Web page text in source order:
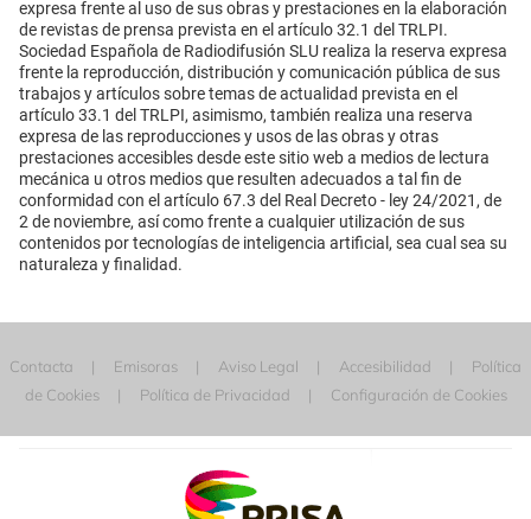
expresa frente al uso de sus obras y prestaciones en la elaboración
de revistas de prensa prevista en el artículo 32.1 del TRLPI.
Sociedad Española de Radiodifusión SLU realiza la reserva expresa
frente la reproducción, distribución y comunicación pública de sus
trabajos y artículos sobre temas de actualidad prevista en el
artículo 33.1 del TRLPI, asimismo, también realiza una reserva
expresa de las reproducciones y usos de las obras y otras
prestaciones accesibles desde este sitio web a medios de lectura
mecánica u otros medios que resulten adecuados a tal fin de
conformidad con el artículo 67.3 del Real Decreto - ley 24/2021, de
2 de noviembre, así como frente a cualquier utilización de sus
contenidos por tecnologías de inteligencia artificial, sea cual sea su
naturaleza y finalidad.
Contacta Emisoras Aviso Legal Accesibilidad
Política
de Cookies
Política de Privacidad Configuración de Cookies